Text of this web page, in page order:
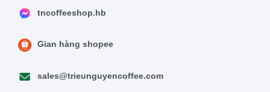
tncoffeeshop.hb
Gian hàng shopee
sales@trieunguyencoffee.com